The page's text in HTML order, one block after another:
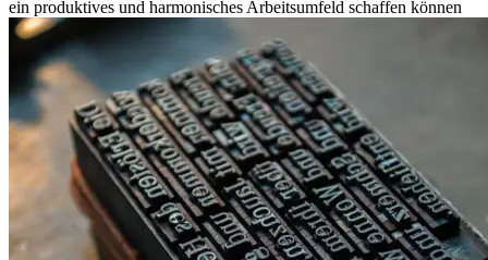
ein produktives und harmonisches Arbeitsumfeld schaffen können